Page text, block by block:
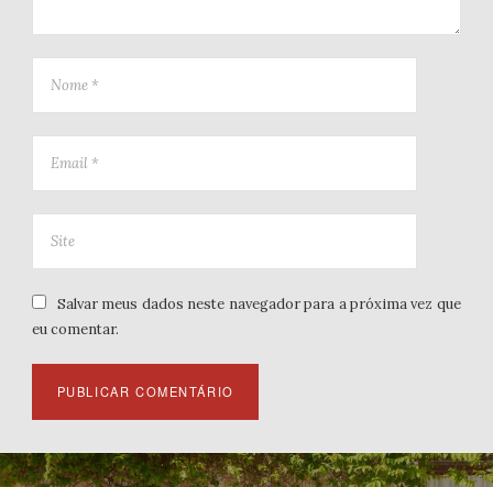
Salvar meus dados neste navegador para a próxima vez que
eu comentar.